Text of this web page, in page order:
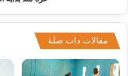
مقالات ذات صلة